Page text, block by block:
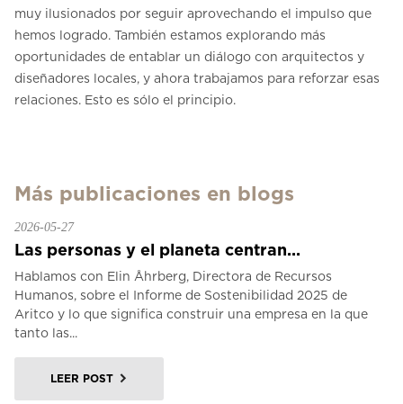
muy ilusionados por seguir aprovechando el impulso que
hemos logrado. También estamos explorando más
oportunidades de entablar un diálogo con arquitectos y
diseñadores locales, y ahora trabajamos para reforzar esas
relaciones. Esto es sólo el principio.
Más publicaciones en blogs
2026-05-27
Las personas y el planeta centran...
Hablamos con Elin Åhrberg, Directora de Recursos
Humanos, sobre el Informe de Sostenibilidad 2025 de
Aritco y lo que significa construir una empresa en la que
tanto las...
LEER POST